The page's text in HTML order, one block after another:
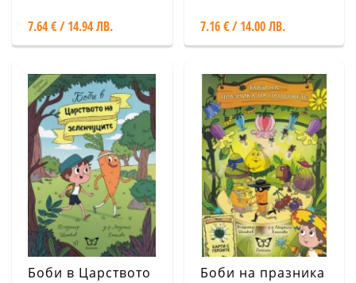
7.64 € / 14.94 ЛВ. 7.16 € / 14.00 ЛВ.
Боби в Царството
Боби на празника